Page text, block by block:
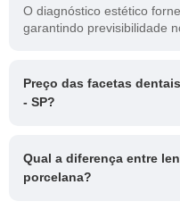
O diagnóstico estético
garantindo previsibilidade
Preço das facetas
- SP?
Qual a diferença entre
porcelana?